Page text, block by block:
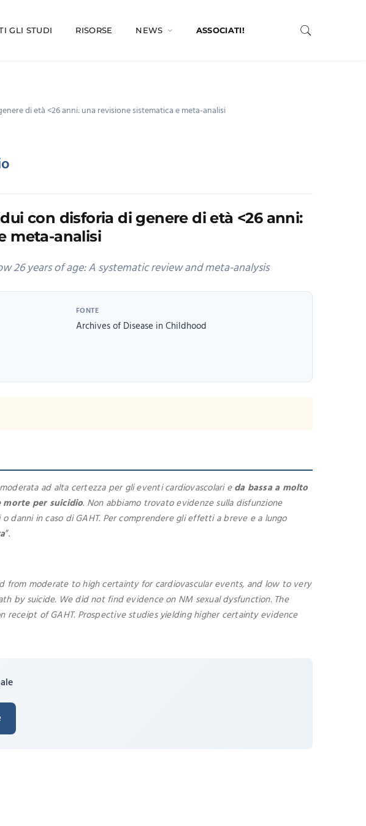
GLI STUDI RISORSE NEWS ASSOCIATI!
di età <26 anni: una revisione sistematica e meta-analisi
con disforia di genere di età <26 anni:
meta-analisi
years of age: A systematic review and meta-analysis
FONTE
Archives of Disease in Childhood
ad alta certezza per gli eventi cardiovascolari eda bassa a molto
morte per suicidio. Non abbiamo trovato evidenze sulla disfunzione
danni in caso di GAHT. Per comprendere gli effetti a breve e a lungo
”.
from moderate to high certainty for cardiovascular events, and low to very
by suicide. We did not find evidence on NM sexual dysfunction. The
of GAHT. Prospective studies yielding higher certainty evidence